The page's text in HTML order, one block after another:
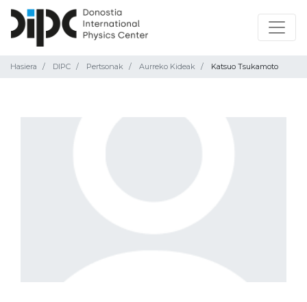
Hasiera DIPC Pertsonak Aurreko Kideak Katsuo Tsukamoto